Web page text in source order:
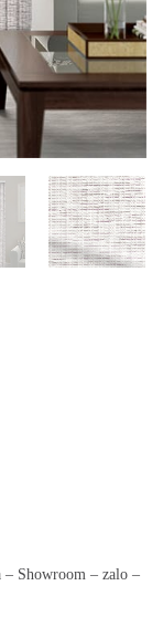
Showroom – zalo –